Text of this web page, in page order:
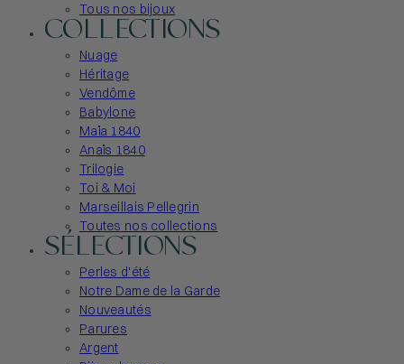
Tous nos bijoux
COLLECTIONS
Nuage
Héritage
Vendôme
Babylone
Maïa 1840
Anaïs 1840
Trilogie
Toi & Moi
Marseillais Pellegrin
Toutes nos collections
SÉLECTIONS
Perles d'été
Notre Dame de la Garde
Nouveautés
Parures
Argent